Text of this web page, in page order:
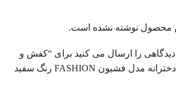
محصول نوشته نشده است.
دیدگاهی را ارسال می کنید برای “کفش و
کتانی اسپرت زنانه و دخترانه مدل فشیون FASHION رنگ سفید